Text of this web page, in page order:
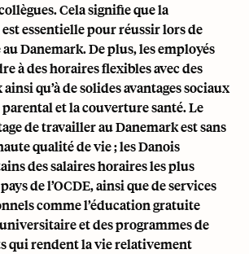
Cela signifie que la
essentielle pour réussir lors de
au Danemark. De plus, les employés
à des horaires flexibles avec des
qu’à de solides avantages sociaux
parental et la couverture santé. Le
de travailler au Danemark est sans
qualité de vie ; les Danois
des salaires horaires les plus
de l’OCDE, ainsi que de services
comme l’éducation gratuite
et des programmes de
qui rendent la vie relativement